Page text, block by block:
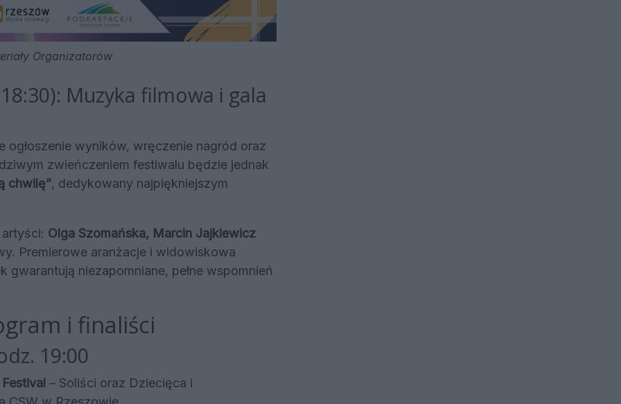
Organizatorów
Muzyka filmowa i gala
ogłoszenie wyników, wręczenie nagród oraz
zwieńczeniem festiwalu będzie jednak
chwilę”, dedykowany najpiękniejszym
Olga Szomańska, Marcin Jajkiewicz
Premierowe aranżacje i widowiskowa
niezapomniane, pełne wspomnień
i finaliści
19:00
– Soliści oraz Dziecięca i